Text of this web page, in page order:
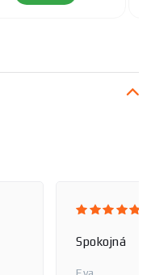
Spokojná